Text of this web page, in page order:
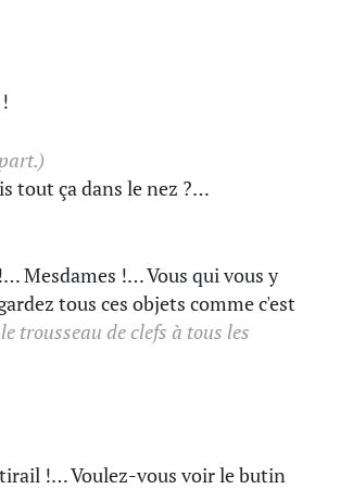
tout ça dans le nez ?…
Mesdames !… Vous qui vous y
tous ces objets comme c'est
trousseau de clefs à tous les
!… Voulez-vous voir le butin